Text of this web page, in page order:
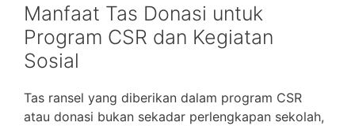
Manfaat Tas Donasi untuk
Program CSR dan Kegiatan
Sosial
Tas ransel yang diberikan dalam program CSR
atau donasi bukan sekadar perlengkapan sekolah,